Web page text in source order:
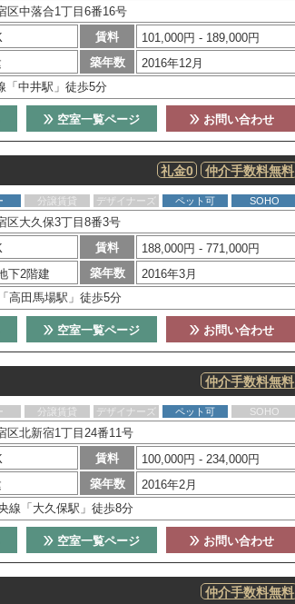
区中落合1丁目6番16号
賃料
101,000円 - 189,000円
築年数
2016年12月
「中井駅」徒歩5分
お問い合わせ
空室一覧ページ
仲介手数料無料
礼金0
分譲賃貸 デザイナーズ ペット可 SOHO
区大久保3丁目8番3号
賃料
188,000円 - 771,000円
下2階建 築年数
2016年3月
高田馬場駅」徒歩5分
お問い合わせ
空室一覧ページ
仲介手数料無料
分譲賃貸 デザイナーズ ペット可 SOHO
区北新宿1丁目24番11号
賃料
100,000円 - 234,000円
築年数
2016年2月
線「大久保駅」徒歩8分
お問い合わせ
空室一覧ページ
仲介手数料無料